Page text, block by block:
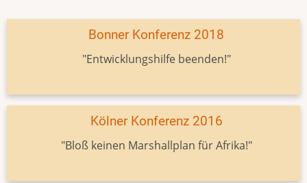
Bonner Konferenz 2018
"Entwicklungshilfe beenden!"
Kölner Konferenz 2016
"Bloß keinen Marshallplan für Afrika!"